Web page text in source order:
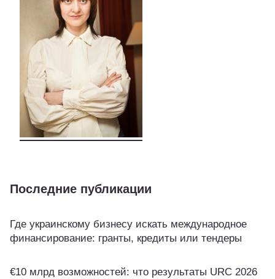
Последние публикации
Где украинскому бизнесу искать международное
финансирование: гранты, кредиты или тендеры
€10 млрд возможностей: что результаты URC 2026